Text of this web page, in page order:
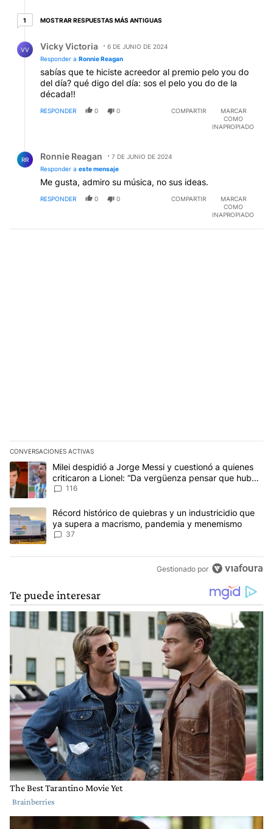
11 respuesta más antiguas
MOSTRAR RESPUESTAS MÁS ANTIGUAS
VV Vicky Victoria
6 DE JUNIO DE 2024
Responder a Ronnie Reagan
sabías que te hiciste acreedor al premio pelo you do
del día? qué digo del día: sos el pelo you do de la
década!!
RESPONDER 0 0 COMPARTIR
MARCAR
COMO
INAPROPIADO
RR Ronnie Reagan
7 DE JUNIO DE 2024
Responder a este mensaje
Me gusta, admiro su música, no sus ideas.
RESPONDER 0 0 COMPARTIR
MARCAR
COMO
INAPROPIADO
CONVERSACIONES ACTIVAS
Este listado muestra los artículos con más comentarios en los
Un artículo de tendencia con el título "Milei despidió a Jorge
Milei despidió a Jorge Messi y cuestionó a quienes
criticaron a Lionel: “Da vergüenza pensar que hubo
anti-Messi”
116
Un artículo de tendencia con el título "Récord histórico de
Récord histórico de quiebras y un industricidio que
ya supera a macrismo, pandemia y menemismo
37
Gestionado por